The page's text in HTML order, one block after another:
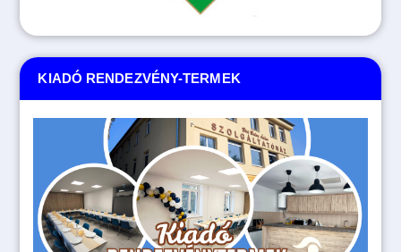
KIADÓ RENDEZVÉNY-TERMEK